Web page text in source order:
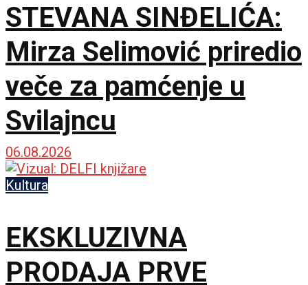
STEVANA SINĐELIĆA:
Mirza Selimović priredio
veče za pamćenje u
Svilajncu
06.08.2026
Kultura
EKSKLUZIVNA
PRODAJA PRVE